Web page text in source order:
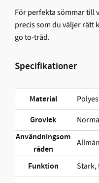
För perfekta sömmar till
precis som du väljer rätt
go to-tråd.
Specifikationer
Material
Grovlek
Användningsom
råden
Funktion Stark,